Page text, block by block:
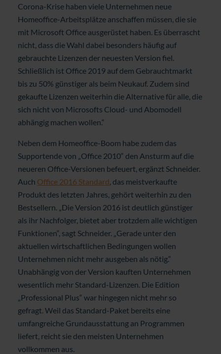
Corona-Krise haben viele Unternehmen neue
Homeoffice-Arbeitsplätze anschaffen müssen, die sie
mit Microsoft Office ausgerüstet haben. Es überrascht
nicht, dass die Wahl dabei besonders häufig auf
gebrauchte Lizenzen der neuesten Version fiel.
Schließlich ist Office 2019 auf dem Gebrauchtmarkt
bis zu 50% günstiger als beim Neukauf. Zudem sind
gekaufte Lizenzen weiterhin die Alternative für alle, die
sich nicht von Microsofts Cloud- und Abomodell
abhängig machen wollen.“
Neben dem Homeoffice-Boom habe zudem das
Supportende von „Office 2010“ den Ansturm auf die
neueren Office-Versionen befeuert, ergänzt Schneider.
Auch Office 2016 Standard , das meistverkaufte
Produkt des letzten Jahres, gehört weiterhin zu den
Bestsellern. „Die Version 2016 ist deutlich günstiger
als ihr Nachfolger, bietet aber trotzdem alle wichtigen
Funktionen“, sagt Schneider. „Gerade unter den
aktuellen wirtschaftlichen Bedingungen wollen
Unternehmen nicht mehr ausgeben als nötig.“
Unabhängig von der Version kauften Unternehmen
wesentlich mehr Standard-Lizenzen. Die Edition
„Professional Plus“ war hingegen nicht mehr so
gefragt. Weil das Standard-Paket bereits eine
umfangreiche Grundausstattung an Programmen
liefert, reicht sie den meisten Unternehmen
vollkommen aus.